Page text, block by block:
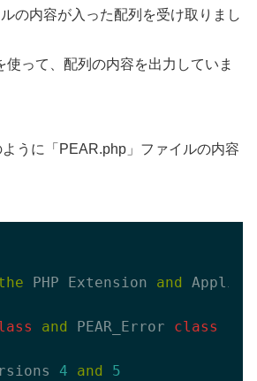
の内容が入った配列を受け取りまし
使って、配列の内容を出力していま
うに「PEAR.php」ファイルの内容
PHP Extension and
and PEAR_Error class
4 and
5